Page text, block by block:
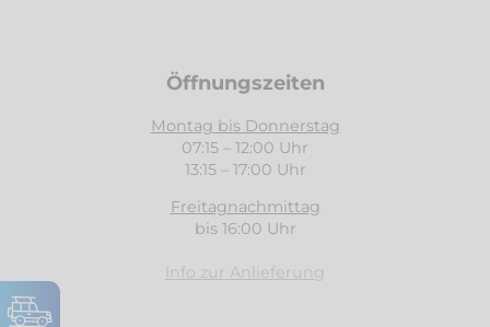
Öffnungszeiten
Montag bis Donnerstag
07:15 – 12:00 Uhr
13:15 – 17:00 Uhr
Freitagnachmittag
bis 16:00 Uhr
Info zur Anlieferung